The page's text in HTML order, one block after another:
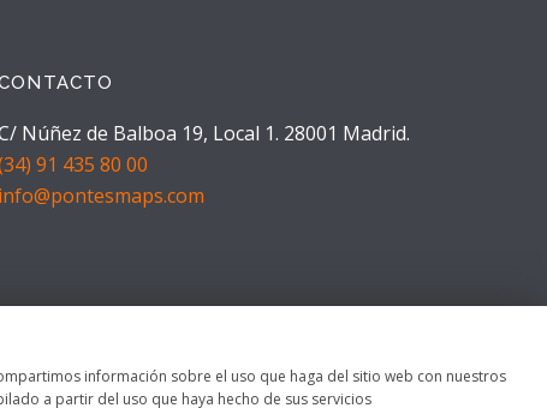
Núñez de Balboa 19, Local 1. 28001 Madrid.
91 435 80 00
info@pontesmaps.com
información sobre el uso que haga del sitio web con nuestros
a partir del uso que haya hecho de sus servicios